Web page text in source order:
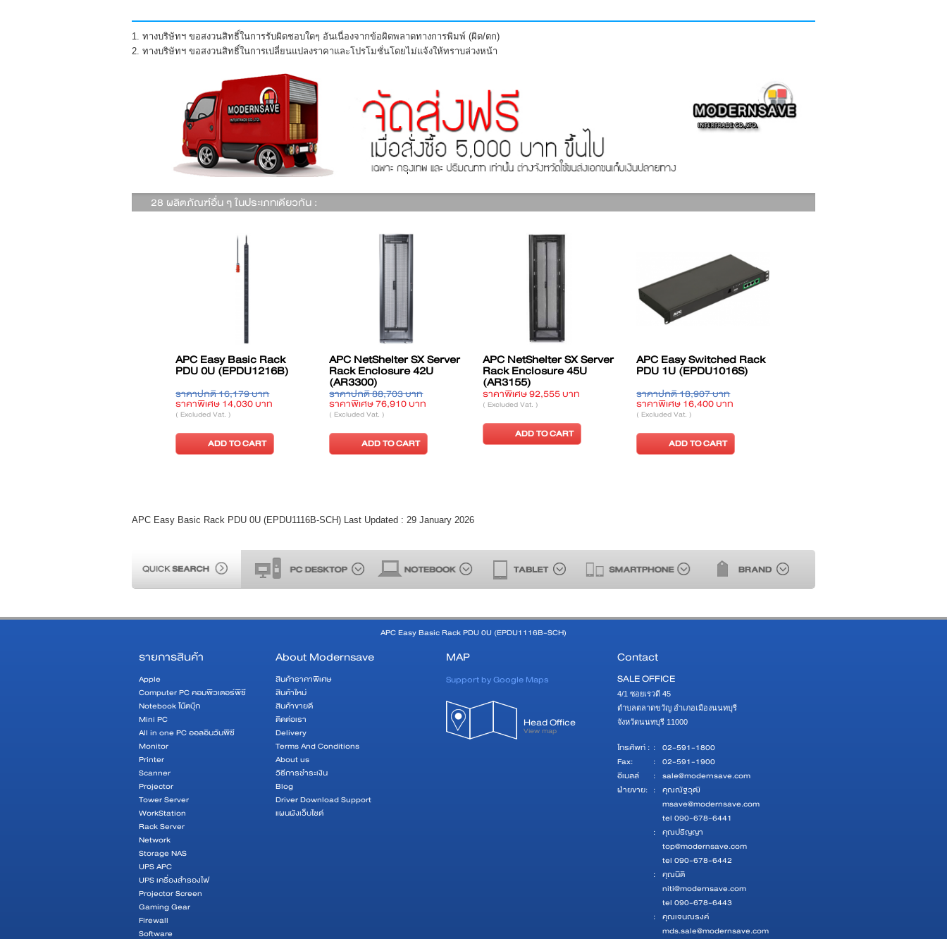
1. ทางบริษัทฯ ขอสงวนสิทธิ์ในการรับผิดชอบใดๆ อันเนื่องจากข้อผิดพลาดทางการพิมพ์ (ผิด/ตก)
2. ทางบริษัทฯ ขอสงวนสิทธิ์ในการเปลี่ยนแปลงราคาและโปรโมชั่นโดยไม่แจ้งให้ทราบล่วงหน้า
28 ผลิตภัณฑ์อื่น ๆ ในประเภทเดียวกัน :
APC NetShelter SX Server
Rack Enclosure 45U
ราคาพิเศษ 92,555 บาท
ADD TO CART
APC Easy Switched Rack
PDU 1U (EPDU1016S)
ราคาปกติ 18,907 บาท
ราคาพิเศษ 16,400 บาท
APC Easy Switched Rack
PDU 0U (EPDU1132S)
ราคาปกติ 26,633 บาท
ราคาพิเศษ 23,100 บาท
ADD TO CART
APC Basic Rack PDU 1U
(AP7526)
ราคาปกติ 30,324 บาท
ราคาพิเศษ 26,290 บาท
APC Easy Basic Rack
PDU 1U (EPDU1016B)
ราคาปกติ 2,740 บาท
ราคาพิเศษ 2,380 บาท
APC Easy Basic Rack PDU 0U (EPDU1116B-SCH) Last Updated : 29 January 2026
APC Easy Basic Rack PDU 0U (EPDU1116B-SCH)
รายการสินค้า
Apple
Computer PC คอมพิวเตอร์พีซี
Notebook โน๊ตบุ๊ก
Mini PC
All in one PC ออลอินวันพีซี
Monitor
Printer
Scanner
Projector
Tower Server
WorkStation
Rack Server
Network
Storage NAS
UPS APC
UPS เครื่องสำรองไฟ
Projector Screen
Gaming Gear
Firewall
Software
About Modernsave
สินค้าราคาพิเศษ
สินค้าใหม่
สินค้าขายดี
ติดต่อเรา
Delivery
Terms And Conditions
About us
วิธีการชำระเงิน
Blog
Driver Download Support
แผนผังเว็บไซต์
MAP
Support by Google Maps
Head Office
View map
Contact
SALE OFFICE
4/1 ซอยเรวดี 45
ตำบลตลาดขวัญ อำเภอเมืองนนทบุรี
จังหวัดนนทบุรี 11000
โทรศัพท์ : : 02-591-1800
Fax:
: 02-591-1900
อีเมลล์
: sale@modernsave.com
ฝ่ายขาย: : คุณณัฐวุฒิ
msave@modernsave.com
tel 090-678-6441
: คุณปริญญา
top@modernsave.com
tel 090-678-6442
: คุณนิติ
niti@modernsave.com
tel 090-678-6443
: คุณเจนณรงค์
mds.sale@modernsave.com